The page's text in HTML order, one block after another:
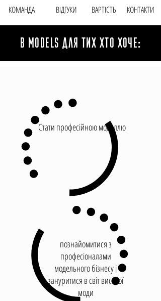
КОМАНДА ВІДГУКИ ВАРТIСТЬ КОНТАКТИ
B MODELS ДЛЯ ТИХ ХТО ХОЧЕ:
Стати професійною моделлю
познайомитися з
професіоналами
модельного бізнесу і
зануритися в світ високої
моди